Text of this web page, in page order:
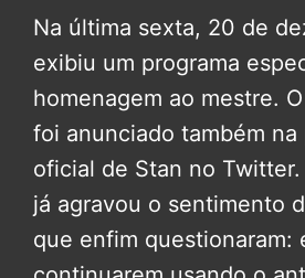
Na última sexta, 20 de
exibiu um programa
homenagem ao mestre.
foi anunciado também na
oficial de Stan no
já agravou o sentimento
que enfim questionaram: